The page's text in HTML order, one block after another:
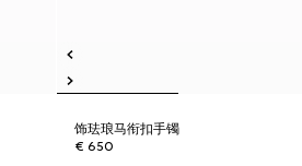
饰珐琅马衔扣手镯
€ 650